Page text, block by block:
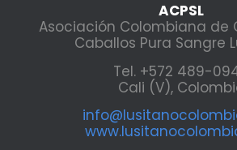
ACPSL
Asociación Colombiana de
Caballos Pura Sangre
Tel. +572 489-
Cali (V),